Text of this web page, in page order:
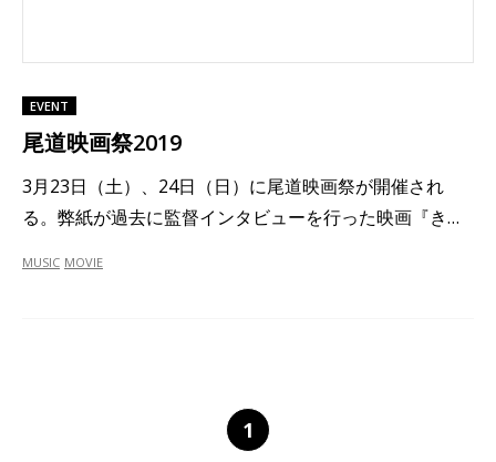
EVENT
尾道映画祭2019
3月23日（土）、24日（日）に尾道映画祭が開催され
る。弊紙が過去に監督インタビューを行った映画『き…
MUSIC MOVIE
1